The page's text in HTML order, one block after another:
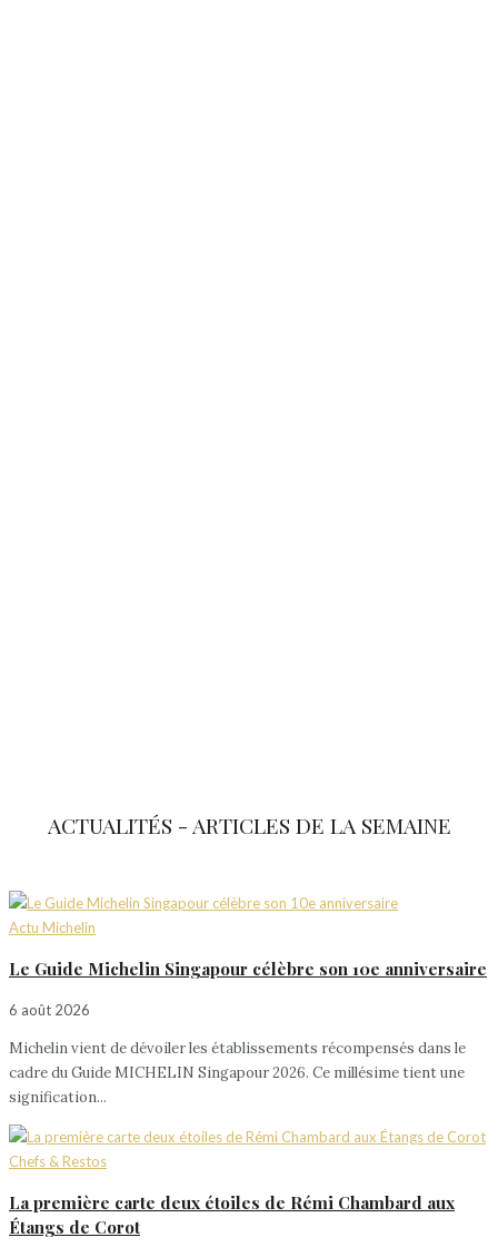
ACTUALITÉS - ARTICLES DE LA SEMAINE
Actu Michelin
Le Guide Michelin Singapour célèbre son 10e anniversaire
6 août 2026
Michelin vient de dévoiler les établissements récompensés dans le
cadre du Guide MICHELIN Singapour 2026. Ce millésime tient une
signification...
Chefs & Restos
La première carte deux étoiles de Rémi Chambard aux
Étangs de Corot